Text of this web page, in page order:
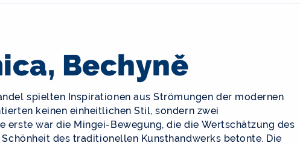
Bechyně
spielten Inspirationen aus Strömungen der modernen
keinen einheitlichen Stil, sondern zwei
erste war die Mingei-Bewegung, die die Wertschätzung des
des traditionellen Kunsthandwerks betonte. Die